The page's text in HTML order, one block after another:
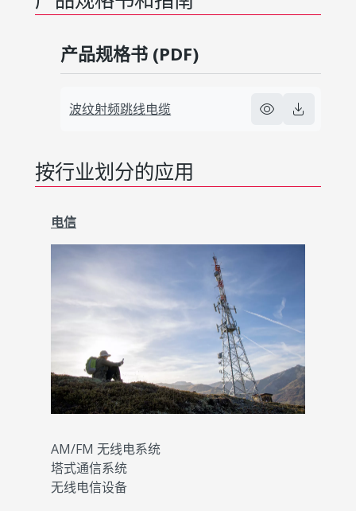
产品规格书 (PDF)
波纹射频跳线电缆
按行业划分的应用
电信
AM/FM 无线电系统
塔式通信系统
无线电信设备